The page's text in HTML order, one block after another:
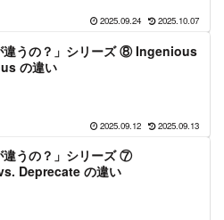
2025.09.24 2025.10.07
違うの？」シリーズ ⑧ Ingenious
の違い
2025.09.12 2025.09.13
違うの？」シリーズ ⑦
Deprecate の違い